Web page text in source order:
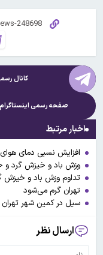
کانال
صفحه رسمی
اخبار مرتبط
افزایش نسبی دمای
وزش باد و خیزش گرد و
تداوم وزش‌ باد و خیزش
تهران گرم می‌شود
سیل در کمین شهر تهران
ارسال نظر